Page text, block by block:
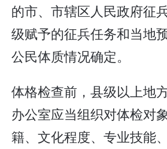
的市、市辖区人民政府征
级赋予的征兵任务和当地
公民体质情况确定。
体格检查前，县级以上地
办公室应当组织对体检对
籍、文化程度、专业技能